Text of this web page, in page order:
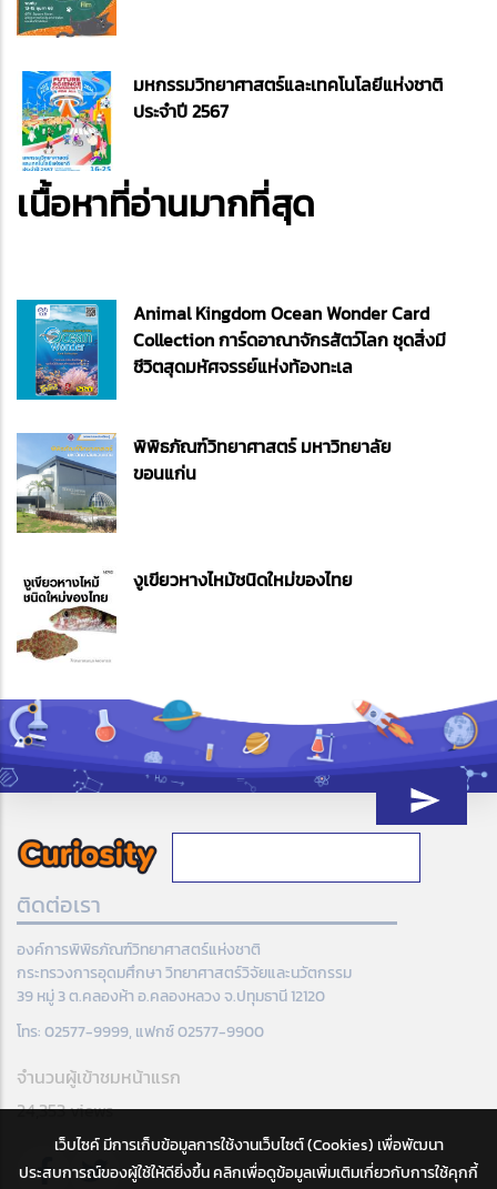
มหกรรมวิทยาศาสตร์และเทคโนโลยีแห่งชาติ
ประจำปี 2567
เนื้อหาที่อ่านมากที่สุด
Animal Kingdom Ocean Wonder Card
Collection การ์ดอาณาจักรสัตว์โลก ชุดสิ่งมี
ชีวิตสุดมหัศจรรย์แห่งท้องทะเล
พิพิธภัณฑ์วิทยาศาสตร์ มหาวิทยาลัย
ขอนแก่น
งูเขียวหางไหม้ชนิดใหม่ของไทย
ติดต่อเรา
องค์การพิพิธภัณฑ์วิทยาศาสตร์แห่งชาติ
กระทรวงการอุดมศึกษา วิทยาศาสตร์วิจัยและนวัตกรรม
39 หมู่ 3 ต.คลองห้า อ.คลองหลวง จ.ปทุมธานี 12120
โทร: 02577-9999, แฟกซ์ 02577-9900
จำนวนผู้เข้าชมหน้าแรก
24,353 views
เว็บไซค์ มีการเก็บข้อมูลการใช้งานเว็บไซต์ (Cookies) เพื่อพัฒนา
ประสบการณ์ของผู้ใช้ให้ดียิ่งขึ้น คลิกเพื่อดูข้อมูลเพิ่มเติมเกี่ยวกับการใช้คุกกี้